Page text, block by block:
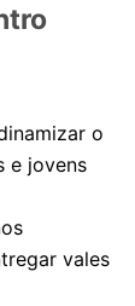
o
e jovens
vales